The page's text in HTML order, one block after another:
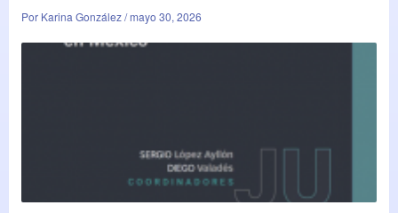
Por Karina González / mayo 30, 2026